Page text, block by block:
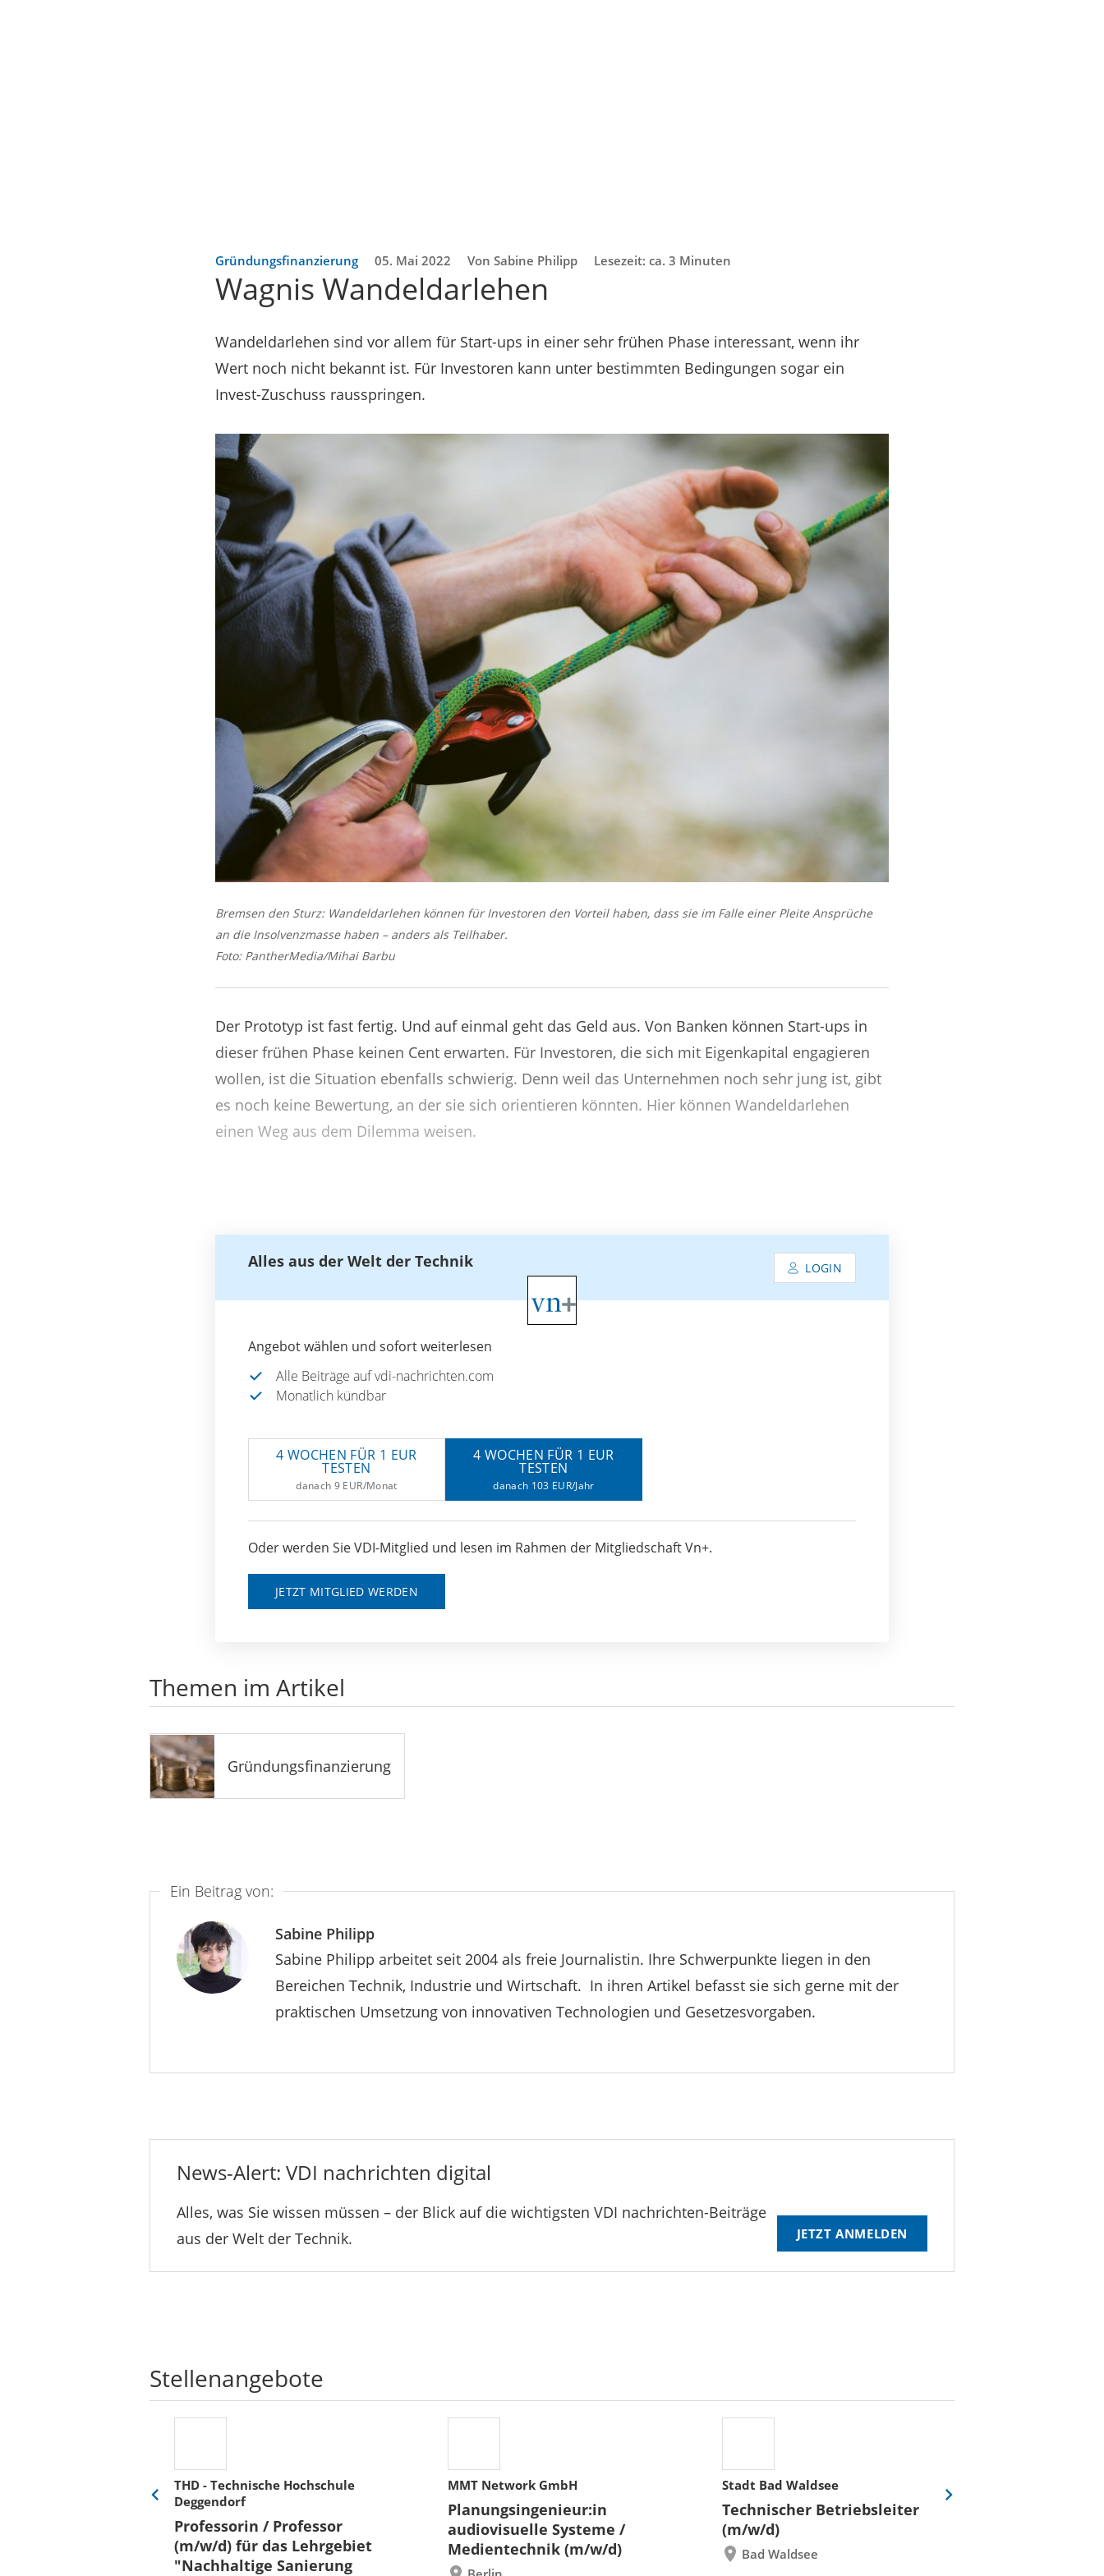
Gründungsfinanzierung 05. Mai 2022 Von Sabine Philipp Lesezeit: ca. 3 Minuten
Wagnis Wandeldarlehen
Wandeldarlehen sind vor allem für Start-ups in einer sehr frühen Phase interessant, wenn ihr
Wert noch nicht bekannt ist. Für Investoren kann unter bestimmten Bedingungen sogar ein
Invest-Zuschuss rausspringen.
Bremsen den Sturz: Wandeldarlehen können für Investoren den Vorteil haben, dass sie im Falle einer Pleite Ansprüche
an die Insolvenzmasse haben – anders als Teilhaber.
Foto: PantherMedia/Mihai Barbu
Der Prototyp ist fast fertig. Und auf einmal geht das Geld aus. Von Banken können Start-ups in
dieser frühen Phase keinen Cent erwarten. Für Investoren, die sich mit Eigenkapital engagieren
wollen, ist die Situation ebenfalls schwierig. Denn weil das Unternehmen noch sehr jung ist, gibt
es noch keine Bewertung, an der sie sich orientieren könnten. Hier können Wandeldarlehen
einen Weg aus dem Dilemma weisen.
Alles aus der Welt der Technik LOGIN
Angebot wählen und sofort weiterlesen
Alle Beiträge auf vdi-nachrichten.com
Monatlich kündbar
4 WOCHEN FÜR 1 EUR
TESTEN
danach 9 EUR/Monat
4 WOCHEN FÜR 1 EUR
TESTEN
danach 103 EUR/Jahr
Oder werden Sie VDI-Mitglied und lesen im Rahmen der Mitgliedschaft Vn+.
JETZT MITGLIED WERDEN
Themen im Artikel
Gründungsfinanzierung
Ein Beitrag von:
Sabine Philipp
Sabine Philipp arbeitet seit 2004 als freie Journalistin. Ihre Schwerpunkte liegen in den
Bereichen Technik, Industrie und Wirtschaft. In ihren Artikel befasst sie sich gerne mit der
praktischen Umsetzung von innovativen Technologien und Gesetzesvorgaben.
News-Alert: VDI nachrichten digital
Alles, was Sie wissen müssen – der Blick auf die wichtigsten VDI nachrichten-Beiträge
aus der Welt der Technik.
JETZT ANMELDEN
Stellenangebote
THD - Technische Hochschule
Deggendorf
Professorin / Professor
(m/w/d) für das Lehrgebiet
"Nachhaltige Sanierung
MMT Network GmbH
Planungsingenieur:in
audiovisuelle Systeme /
Medientechnik (m/w/d)
Stadt Bad Waldsee
Technischer Betriebsleiter
(m/w/d)
Bad Waldsee
Eine
zurück
Eine